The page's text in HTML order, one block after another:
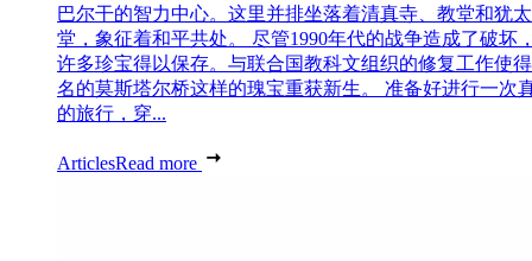
巴尔干的智力中心。这里并排坐落着清真寺、教堂和犹
堂，象征着和平共处。 尽管1990年代的战争造成了破坏
许多珍宝得以保存。与联合国教科文组织的修复工作使
名的莫斯塔尔桥这样的瑰宝重获新生。 准备好进行一次
的旅行，穿...
ArticlesRead more